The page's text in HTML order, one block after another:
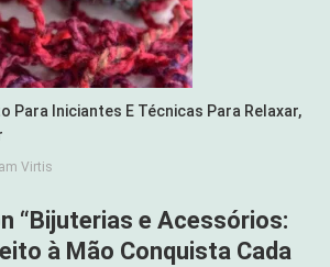
Para Iniciantes E Técnicas Para Relaxar,
Virtis
“ Bijuterias e Acessórios:
à Mão Conquista Cada